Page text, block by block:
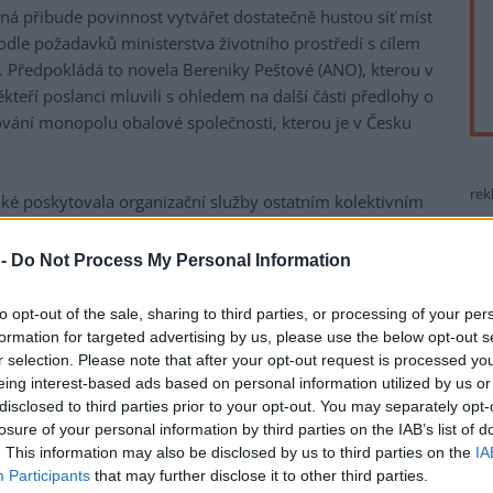
Do Not Process My Personal Information
opt-out of the sale, sharing to third parties, or processing of your
for targeted advertising by us, please use the below opt-out
selection. Please note that after your opt-out request is processed
interest-based ads based on personal information utilized by us
to third parties prior to your opt-out. You may separately
of your personal information by third parties on the IAB’s list of
This information may also be disclosed by us to third parties on the
Participants that may further disclose it to other third parties.
přibude povinnost vytvářet dostatečně hustou síť míst
požadavků ministerstva životního prostředí s cílem
to novela Bereniky Peštové (ANO), kterou v
poslanci mluvili s ohledem na další části předlohy o
monopolu obalové společnosti, kterou je v Česku
poskytovala organizační služby ostatním kolektivním
náklady. Souvisí to podle zdůvodnění s tím, že
přibývají další komodity. Patří k nim vlhčené
Obalová společnost by se navíc měla stát
zájmu. Předloha odolala návrhům na
Posoudí ji výbor pro životní prostředí.
že službu by měl vykonávat stát nebo státní instituce,
mluvil o novém superEKO-KOMu. "Obecně je to trh,
kvalitě," řekla Helena Langšádlová (TOP 09).
společnost a odpadové podnikatele s ohledem